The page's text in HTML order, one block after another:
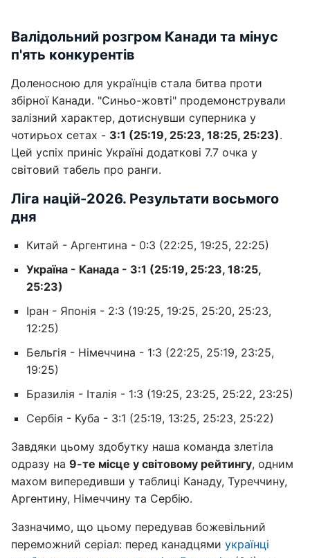
Валідольний розгром Канади та мінус
п'ять конкурентів
Доленосною для українців стала битва проти
збірної Канади. "Синьо-жовті" продемонстрували
залізний характер, дотиснувши суперника у
чотирьох сетах - 3:1 (25:19, 25:23, 18:25, 25:23).
Цей успіх приніс Україні додаткові 7.7 очка у
світовий табель про ранги.
Ліга націй-2026. Результати восьмого
дня
Китай - Аргентина - 0:3 (22:25, 19:25, 22:25)
Україна - Канада - 3:1 (25:19, 25:23, 18:25,
25:23)
Іран - Японія - 2:3 (19:25, 19:25, 25:20, 25:23,
12:25)
Бельгія - Німеччина - 1:3 (22:25, 25:19, 23:25,
19:25)
Бразилія - Італія - 1:3 (19:25, 23:25, 25:22, 23:25)
Сербія - Куба - 3:1 (25:19, 13:25, 25:23, 25:22)
Завдяки цьому здобутку наша команда злетіла
одразу на 9-те місце у світовому рейтингу, одним
махом випередивши у таблиці Канаду, Туреччину,
Аргентину, Німеччину та Сербію.
Зазначимо, що цьому передував божевільний
переможний серіал: перед канадцями українці